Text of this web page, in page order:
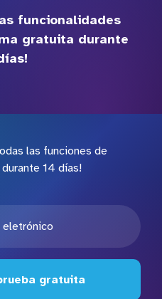
funcionalidades
gratuita durante
las funciones de
14 días!
gratuita